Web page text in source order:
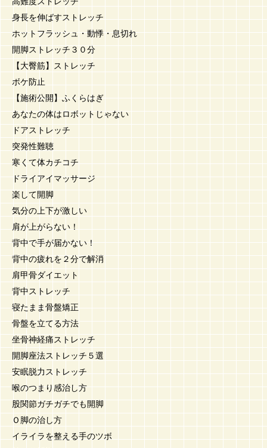
身長を伸ばすストレッチ
ホットフラッシュ・動悸・息切れ
開脚ストレッチ３０分
【大臀筋】ストレッチ
ボケ防止
【施術公開】ふくらはぎ
あなたの体はロボットじゃない
ドアストレッチ
突発性難聴
寒くて体カチコチ
ドライアイマッサージ
楽して開脚
気分の上下が激しい
肩が上がらない！
背中で手が届かない！
背中の疲れを２分で解消
肩甲骨ダイエット
背中ストレッチ
寝たまま骨盤矯正
骨盤を立てる方法
坐骨神経痛ストレッチ
開脚座法ストレッチ５選
安眠脱力ストレッチ
喉のつまり感治し方
股関節ガチガチでも開脚
Ｏ脚の治し方
イライラを整える手のツボ